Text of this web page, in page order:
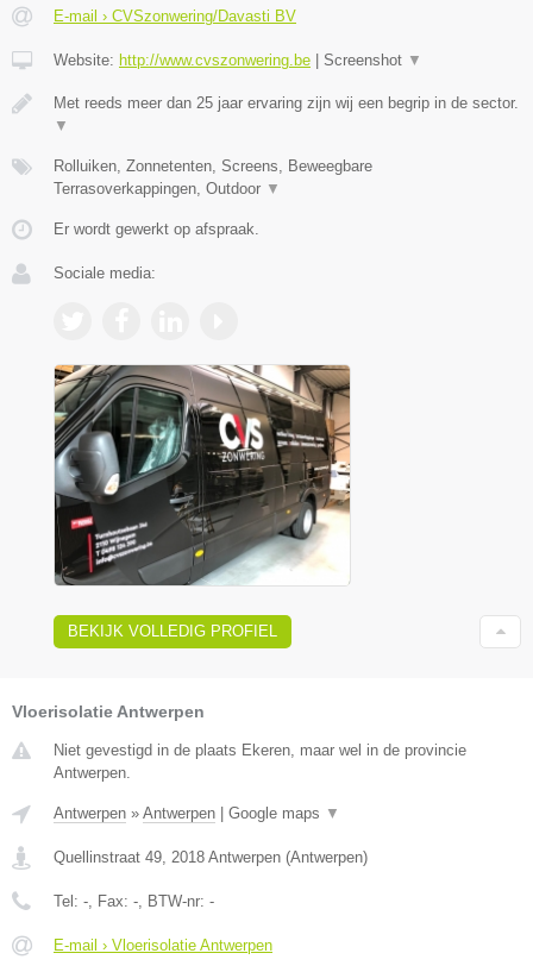
E-mail › CVSzonwering/Davasti BV
Website: http://www.cvszonwering.be | Screenshot ▼
Met reeds meer dan 25 jaar ervaring zijn wij een begrip in de sector.
▼
Rolluiken, Zonnetenten, Screens, Beweegbare
Terrasoverkappingen, Outdoor ▼
Er wordt gewerkt op afspraak.
Sociale media:
BEKIJK VOLLEDIG PROFIEL
Vloerisolatie Antwerpen
Niet gevestigd in de plaats Ekeren, maar wel in de provincie
Antwerpen.
Antwerpen » Antwerpen Google maps ▼
Quellinstraat 49, 2018 Antwerpen (Antwerpen)
Tel: -, Fax: -, BTW-nr: -
E-mail › Vloerisolatie Antwerpen